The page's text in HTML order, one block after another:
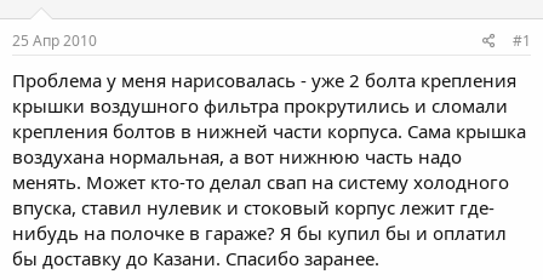
е
м
ы
л
25 Апр 2010 #1
Проблема у меня нарисовалась - уже 2 болта крепления
крышки воздушного фильтра прокрутились и сломали
крепления болтов в нижней части корпуса. Сама крышка
воздухана нормальная, а вот нижнюю часть надо
менять. Может кто-то делал свап на систему холодного
впуска, ставил нулевик и стоковый корпус лежит где-
нибудь на полочке в гараже? Я бы купил бы и оплатил
бы доставку до Казани. Спасибо заранее.